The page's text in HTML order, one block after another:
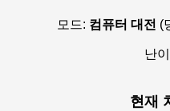
모드: 컴퓨터 대전 (
난
현재